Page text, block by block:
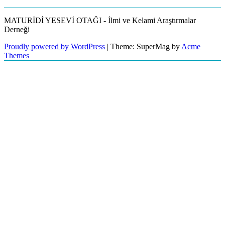
MATURİDİ YESEVİ OTAĞI - İlmi ve Kelami Araştırmalar
Derneği
Proudly powered by WordPress | Theme: SuperMag byAcme
Themes